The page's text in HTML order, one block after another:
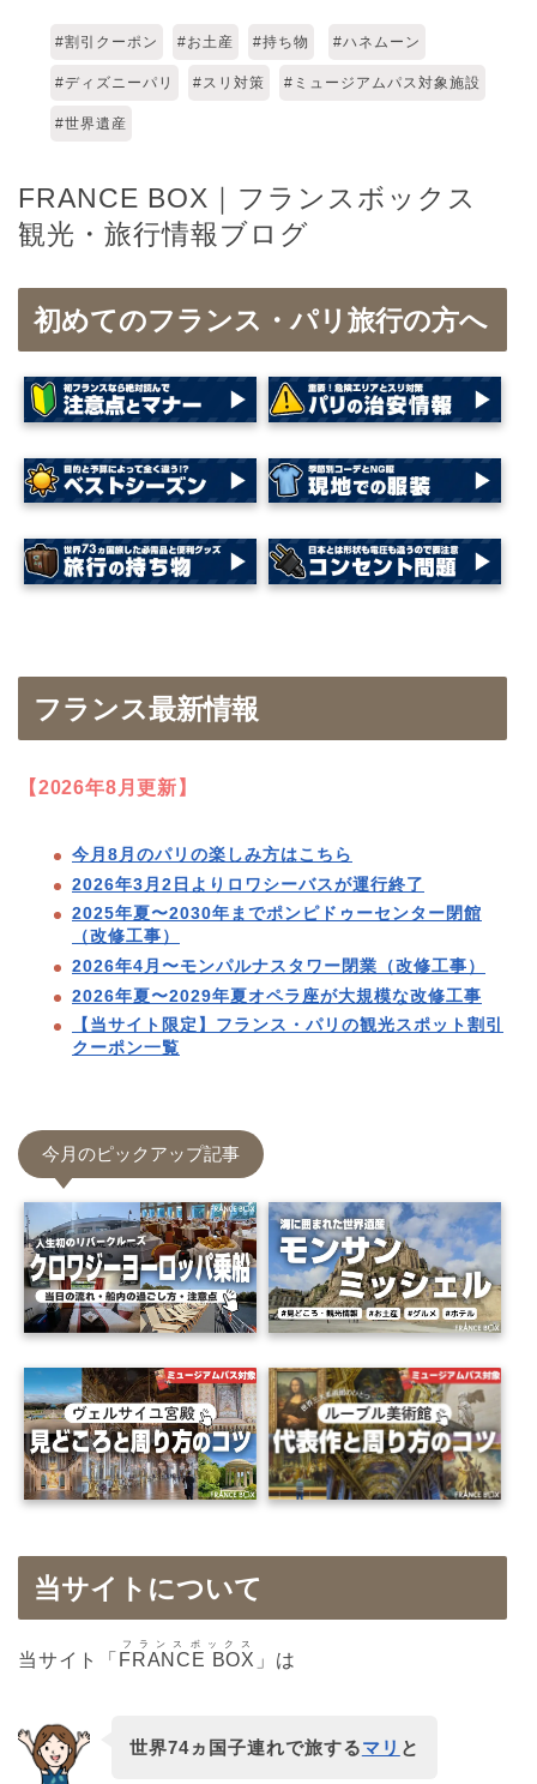
#割引クーポン #お土産 #持ち物 #ハネムーン
#ディズニーパリ #スリ対策 #ミュージアムパス対象施設
#世界遺産
FRANCE BOX｜フランスボックス
観光・旅行情報ブログ
初めてのフランス・パリ旅行の方へ
フランス最新情報
【2026年8月更新】
今月8月のパリの楽しみ方はこちら
2026年3月2日よりロワシーバスが運行終了
2025年夏〜2030年までポンピドゥーセンター閉館
（改修工事）
2026年4月〜モンパルナスタワー閉業（改修工事）
2026年夏〜2029年夏オペラ座が大規模な改修工事
【当サイト限定】フランス・パリの観光スポット割引
クーポン一覧
今月のピックアップ記事
当サイトについて
当サイト「 FRANCE BOX
フランスボックス
」は
世界74ヵ国子連れで旅するマリ と